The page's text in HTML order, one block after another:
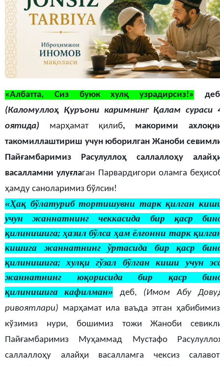
«Албатта, Сиз буюк хулқ узрадирсиз!»
(Каломуллоҳ Қуръони каримнинг Қалам сураси
оятида) марҳамат қилиб, макорими
такомиллаштириш учун юборилган Жаноби
Пайғамбаримиз Расулуллоҳ саллаллоҳу
васалламни улуғлаган Парвардигори оламга
ҳамду саноларимиз бўлсин!
«Ҳақ бўлатуриб тортишувни тарк қилган
учун жаннатнинг чеккасида бир қаср
қилинишига; ҳазил бўлса ҳам ёлғонни тарк
кишига жаннатнинг ўртасида бир қаср
қилинишига; хулқи гўзал бўлган киши учун
жаннатнинг юқорисида бир қаср
қилинишига кафилман» деб, (Имом Абу
ривоятлари) марҳамат ила ваъда этган
кўзимиз нури, бошимиз тожи Жаноби
Пайғамбаримиз Муҳаммад Мустафо
саллаллоҳу алайҳи васалламга чексиз